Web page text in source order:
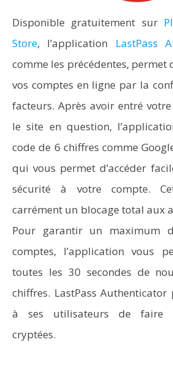
Disponible gratuitement sur
Store, l’application LastPass
comme les précédentes, permet
vos comptes en ligne par la
facteurs. Après avoir entré
le site en question,
code de 6 chiffres comme
qui vous permet d’accéder
sécurité à votre compte.
carrément un blocage total aux
Pour garantir un maximum
comptes, l’application vous
toutes les 30 secondes de
chiffres. LastPass
à ses utilisateurs de faire
cryptées.